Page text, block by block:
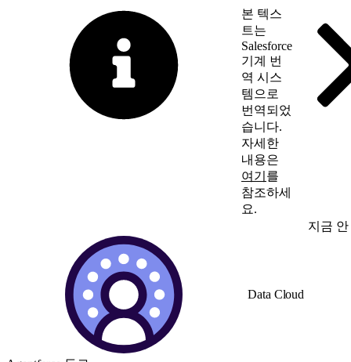
본 텍스
트는
Salesforce
기계 번
역 시스
템으로
번역되었
습니다.
자세한
내용은
여기 를
참조하세
요.
지금 안
Data Cloud